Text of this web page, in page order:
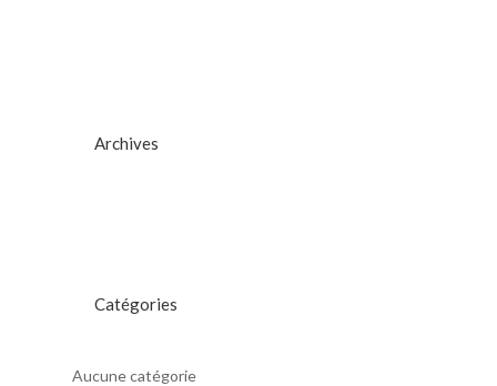
Archives
Catégories
Aucune catégorie